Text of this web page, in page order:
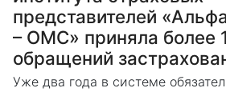
представителей
– ОМС» приняла более
обращений
Уже два года в системе